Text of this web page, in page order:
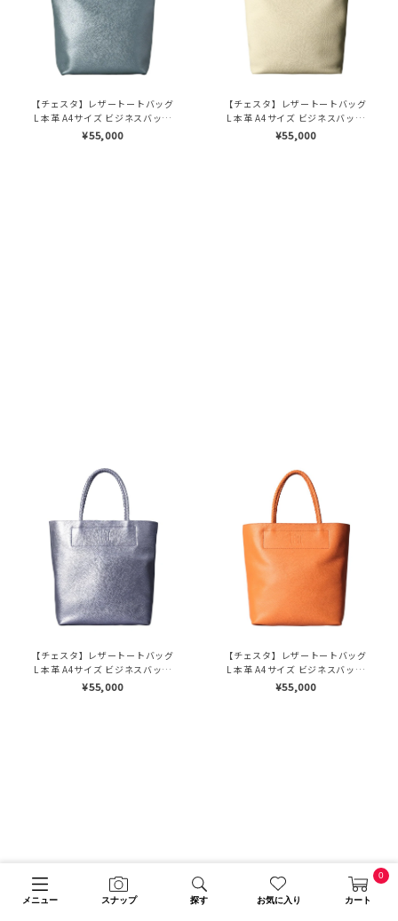
メニュー スナップ 探す お気に入り カート
0
【チェスタ】レザートートバッグ
L 本革 A4サイズ ビジネスバッグ
（商品番号：P25-30009）
¥55,000
【チェスタ】レザートートバッグ
L 本革 A4サイズ ビジネスバッグ
（商品番号：P25-30009）
¥55,000
【チェスタ】レザートートバッグ
L 本革 A4サイズ ビジネスバッグ
（商品番号：P25-30009）
¥55,000
【チェスタ】レザートートバッグ
L 本革 A4サイズ ビジネスバッグ
（商品番号：P25-30009）
¥55,000